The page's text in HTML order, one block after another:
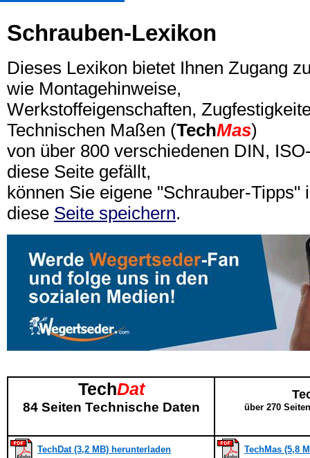
Schrauben-Lexikon
Dieses Lexikon bietet Ihnen Zugang
wie Montagehinweise,
Werkstoffeigenschaften,
Technischen Maßen (TechMas)
von über 800 verschiedenen DIN,
diese Seite gefällt,
können Sie eigene "Schrauber-Tipps"
diese Seite speichern.
TechDat
84 Seiten Technische Daten über 270
TechDat (3,2 MB) herunterladen TechMas (5,8